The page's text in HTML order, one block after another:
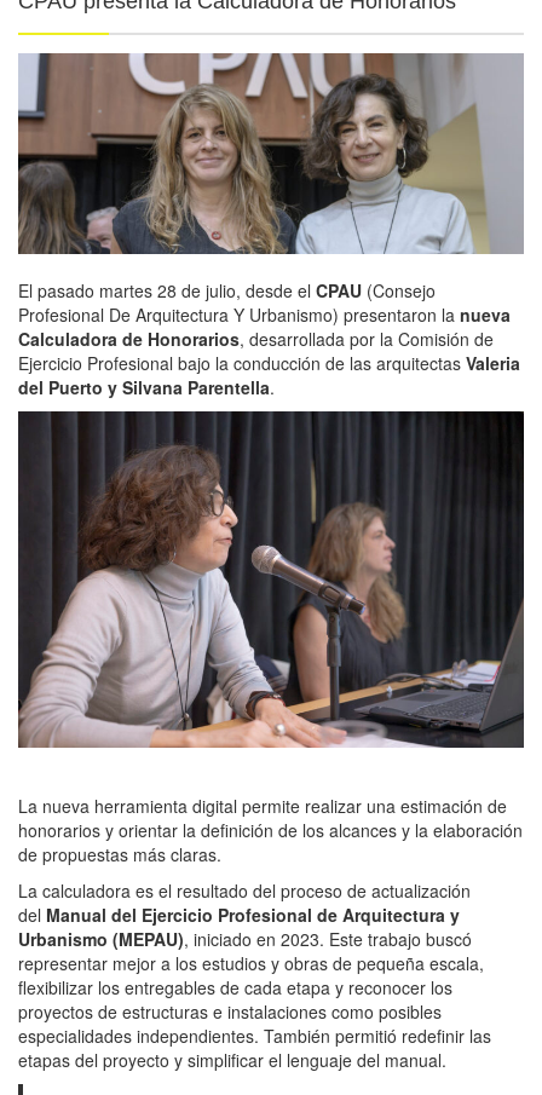
El pasado martes 28 de julio, desde el CPAU (Consejo
Profesional De Arquitectura Y Urbanismo) presentaron la nueva
Calculadora de Honorarios, desarrollada por la Comisión de
Ejercicio Profesional bajo la conducción de las arquitectas Valeria
del Puerto y Silvana Parentella.
La nueva herramienta digital permite realizar una estimación de
honorarios y orientar la definición de los alcances y la elaboración
de propuestas más claras.
La calculadora es el resultado del proceso de actualización
del Manual del Ejercicio Profesional de Arquitectura y
Urbanismo (MEPAU), iniciado en 2023. Este trabajo buscó
representar mejor a los estudios y obras de pequeña escala,
flexibilizar los entregables de cada etapa y reconocer los
proyectos de estructuras e instalaciones como posibles
especialidades independientes. También permitió redefinir las
etapas del proyecto y simplificar el lenguaje del manual.